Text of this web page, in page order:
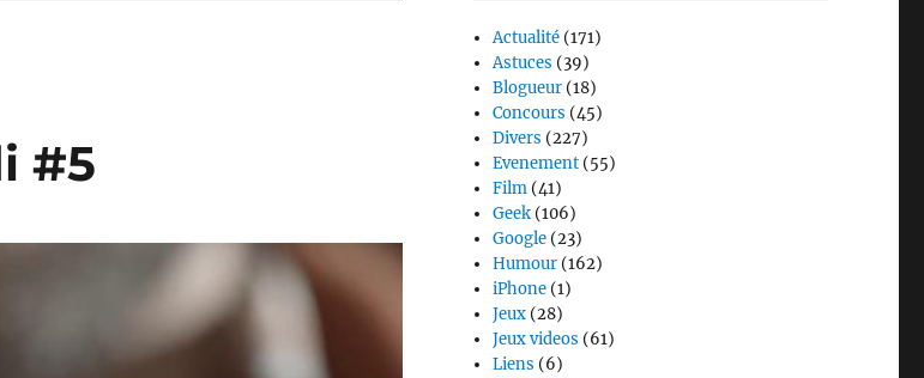
#5
Actualité (171)
Astuces (39)
Blogueur (18)
Concours (45)
Divers (227)
Evenement (55)
Film (41)
Geek (106)
Google (23)
Humour (162)
iPhone (1)
Jeux (28)
Jeux videos (61)
Liens (6)